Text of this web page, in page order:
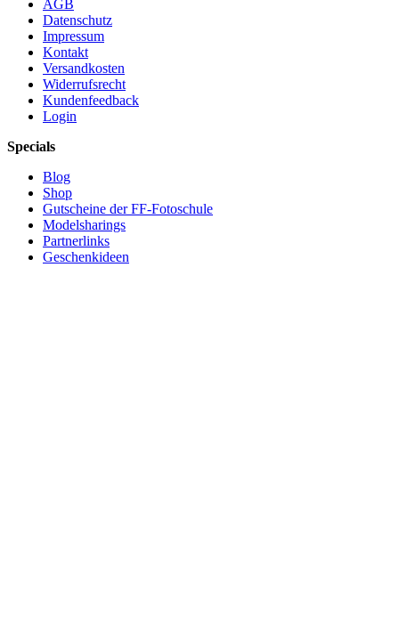
AGB
Datenschutz
Impressum
Kontakt
Versandkosten
Widerrufsrecht
Kundenfeedback
Login
Specials
Blog
Shop
Gutscheine der FF-Fotoschule
Modelsharings
Partnerlinks
Geschenkideen